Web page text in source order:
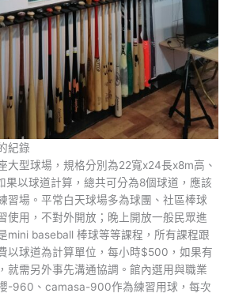
紀錄
型球場，規格分別為22寬x24長x8m高、
果以球道計算，總共可分為8個球道，應該
習場。平常白天球場多為球團、社區棒球
使用，不對外開放；晚上開放一般民眾進
mini baseball 棒球等等課程，所有課程跟
以球道為計算單位，每小時$500，如果有
就需另外事先溝通協調。館內選用與職業
-960、camasa-900作為練習用球，每次